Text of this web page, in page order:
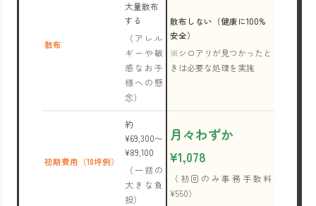
散布
大量散布
する
（アレル
ギーや敏
感なお子
様への懸
念）
散布しない（健康に100%
安全）
※シロアリが見つかったと
きは必要な処理を実施
初期費用（18坪例）
約
¥69,300〜
¥89,100
（一括の
大きな負
担）
月々わずか
¥1,078
（初回のみ事務手数料
¥550）